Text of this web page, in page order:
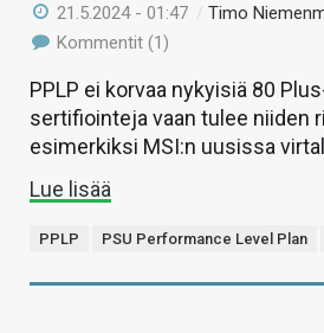
HAKU
21.5.2024 - 01:47 /Timo
Kommentit (1)
PPLP ei korvaa nykyisiä 80
sertifiointeja vaan tulee niiden
esimerkiksi MSI:n uusissa
Lue lisää
PPLP PSU Performance Level Plan